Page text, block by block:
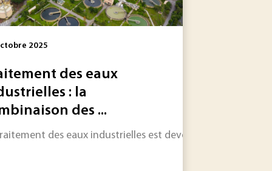
sa disponibilité réelle et sa qualité se dégradent à...
en ce mois d'août ? Des films de graphite à gros
2025
des eaux
: la
des ...
des eaux industrielles est devenu un enjeu